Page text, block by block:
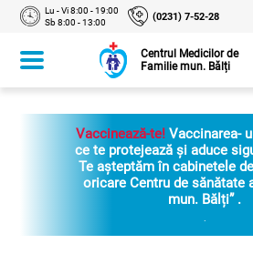
Lu - Vi 8:00 - 19:00
Sb 8:00 - 13:00
(0231) 7-52-28
Centrul Medicilor de
Familie mun. Bălți
Vaccinează-te! Vaccinarea-
ce te protejează și aduce
Te așteptăm în cabinetele
oricare Centru de sănătate
mun. Bălți” .
.